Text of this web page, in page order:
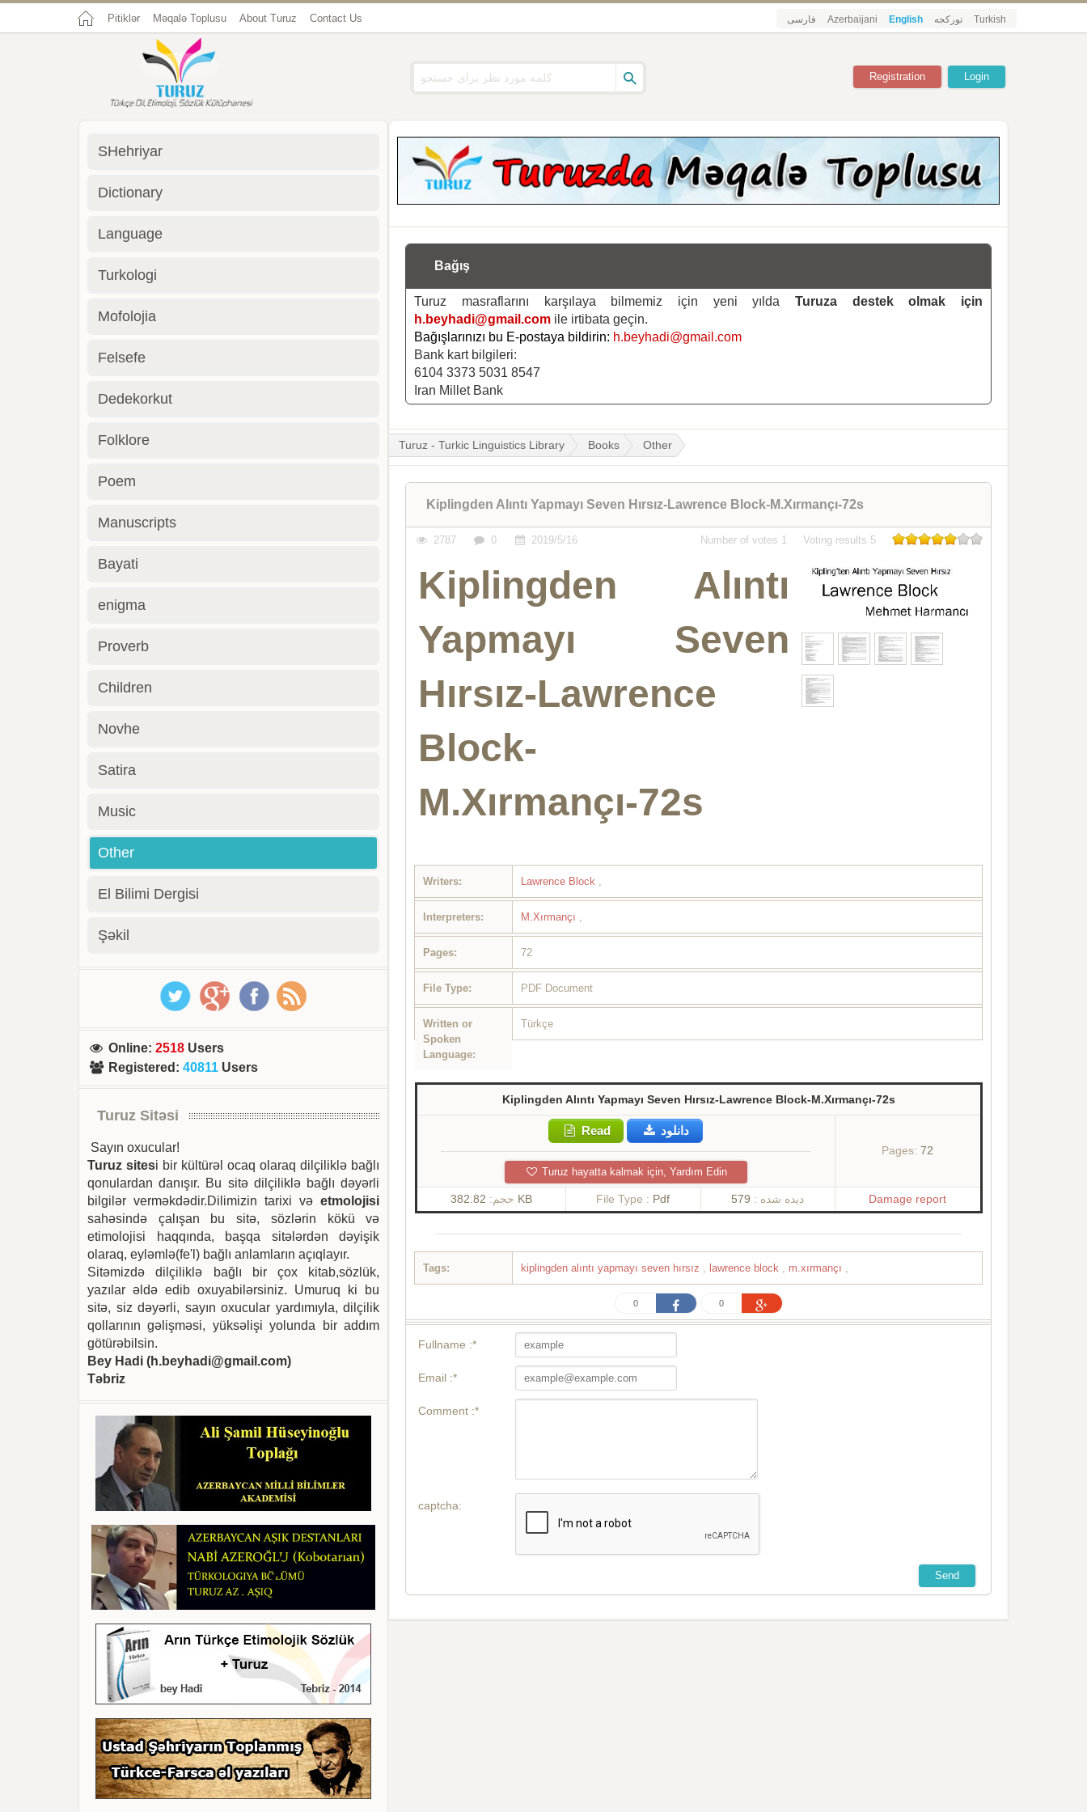
Pitiklər Məqalə Toplusu About Turuz Contact Us فارسی Azerbaijani English تورکجه Turkish
Login
Registration
Bağış
Turuz masraflarını karşılaya bilmemiz için yeni yıldaTuruza destek olmak için
h.beyhadi@gmail.com ile irtibata geçin.
Bağışlarınızı bu E-postaya bildirin: h.beyhadi@gmail.com
Bank kart bilgileri:
6104 3373 5031 8547
Iran Millet Bank
Turuz - Turkic Linguistics Library Books Other
Kiplingden Alıntı Yapmayı Seven Hırsız-Lawrence Block-M.Xırmançı-72s
2787 0 2019/5/16 Number of votes 1 Voting results 5
Kiplingden Alıntı
Yapmayı Seven
Hırsız-Lawrence
Block-
M.Xırmançı-72s
Writers: Lawrence Block ,
Interpreters: M.Xırmançı ,
Pages: 72
File Type: PDF Document
Written or
Spoken
Language:
Türkçe
Kiplingden Alıntı Yapmayı Seven Hırsız-Lawrence Block-M.Xırmançı-72s
Read دانلود
Turuz hayatta kalmak için, Yardım Edin
Pages: 72
حجم: 382.82 KB File Type : Pdf دیده شده : 579 Damage report
Tags: kiplingden alıntı yapmayı seven hırsız , lawrence block , m.xırmançı ,
0 0
Fullname :*
Email :*
Comment :*
captcha:
SHehriyar
Dictionary
Language
Turkologi
Mofolojia
Felsefe
Dedekorkut
Folklore
Poem
Manuscripts
Bayati
enigma
Proverb
Children
Novhe
Satira
Music
Other
El Bilimi Dergisi
Şəkil
Online:2518 Users
Registered :40811 Users
Turuz Sitəsi
Sayın oxucular!
Turuz sitesi bir kültürəl ocaq olaraq dilçiliklə bağlı
qonulardan danışır. Bu sitə dilçiliklə bağlı dəyərli
bilgilər verməkdədir.Dilimizin tarixi vəetmolojisi
sahəsində çalışan bu sitə, sözlərin kökü və
etimolojisi haqqında, başqa sitələrdən dəyişik
olaraq, eyləmlə(fe'l) bağlı anlamların açıqlayır.
Sitəmizdə dilçiliklə bağlı bir çox kitab,sözlük,
yazılar əldə edib oxuyabilərsiniz. Umuruq ki bu
sitə, siz dəyərli, sayın oxucular yardımıyla, dilçilik
qollarının gəlişməsi, yüksəlişi yolunda bir addım
götürəbilsin.
Bey Hadi (h.beyhadi@gmail.com)
Təbriz